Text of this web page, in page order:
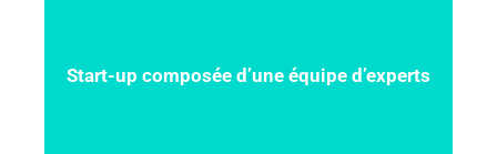
Start-up composée d’une équipe d’experts